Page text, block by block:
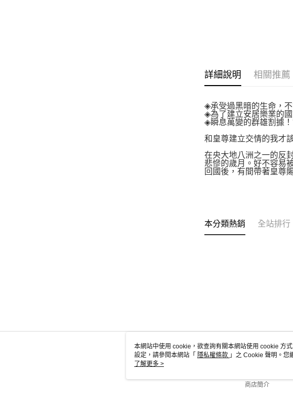
詳細說明 相關推薦
◈承受過黑暗的生命，不
◈為了建立安居樂業的
◈瞬息萬變的群雄割據
和皇尊建立交情的我才
在央大地八洲之一的反
悲慘的歲月。好不容易
回國後，有間帶著皇尊
本分類熱銷 全站排行
關於我們
商店簡介
本網站中使用 cookie，欲查詢有關本網站使用 cookie 方
設定，請參閱本網站「 隱私權條款 」之 Cookie 聲明。您
使用 cookie。
了解更多 >